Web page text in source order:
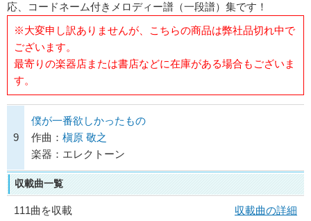
応、コードネーム付きメロディー譜（一段譜）集です！
※大変申し訳ありませんが、こちらの商品は弊社品切れ中で
ございます。
最寄りの楽器店または書店などに在庫がある場合もございま
す。
9
僕が一番欲しかったもの
作曲： 槇原 敬之
楽器：エレクトーン
収載曲一覧
111曲を収載
収載曲の詳細